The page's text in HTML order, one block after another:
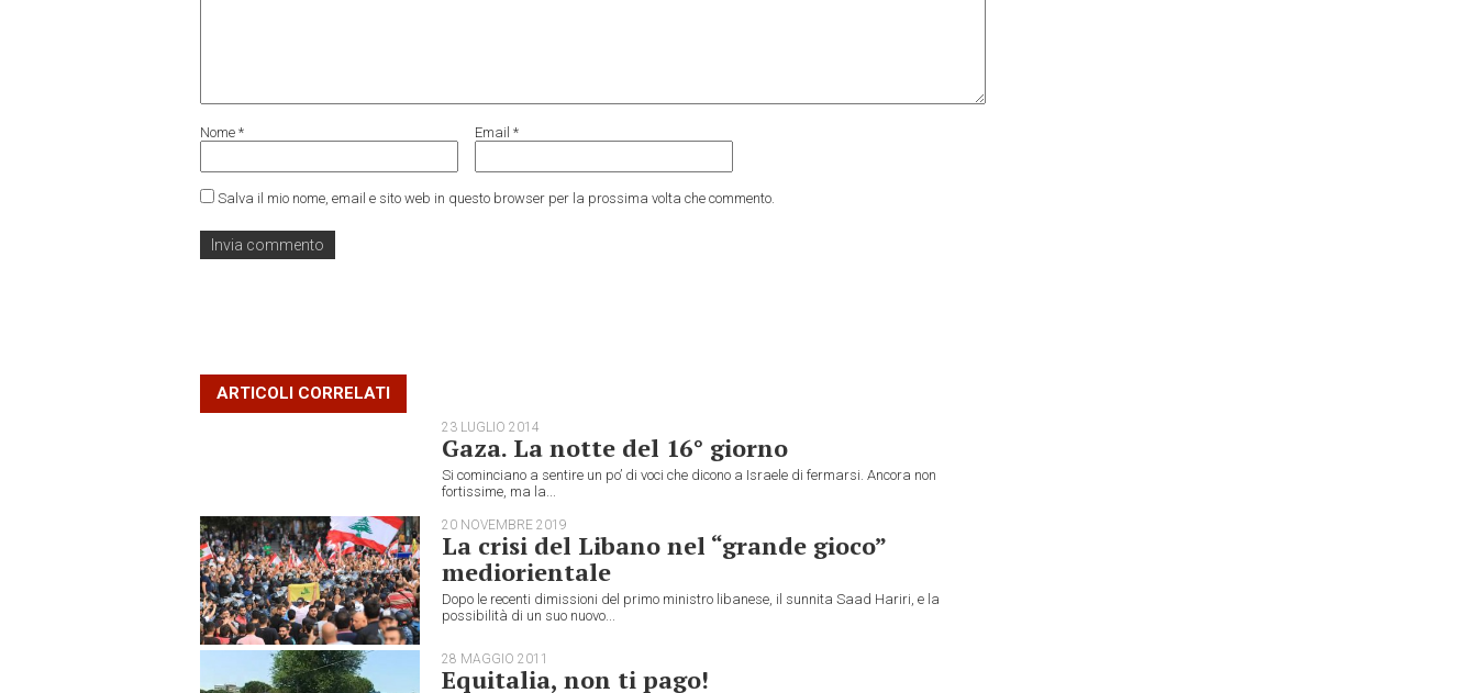
Nome * Email *
Salva il mio nome, email e sito web in questo browser per la prossima volta che commento.
ARTICOLI CORRELATI
23 LUGLIO 2014
Gaza. La notte del 16° giorno
Si cominciano a sentire un po’ di voci che dicono a Israele di fermarsi. Ancora non
fortissime, ma la...
20 NOVEMBRE 2019
La crisi del Libano nel “grande gioco”
mediorientale
Dopo le recenti dimissioni del primo ministro libanese, il sunnita Saad Hariri, e la
possibilità di un suo nuovo...
28 MAGGIO 2011
Equitalia, non ti pago!